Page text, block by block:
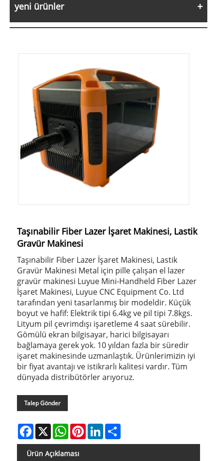
yeni ürünler
Taşınabilir Fiber Lazer İşaret Makinesi, Lastik
Gravür Makinesi
Taşınabilir Fiber Lazer İşaret Makinesi, Lastik
Gravür Makinesi Metal için pille çalışan el lazer
gravür makinesi Luyue Mini-Handheld Fiber Lazer
İşaret Makinesi, Luyue CNC Equipment Co. Ltd
tarafından yeni tasarlanmış bir modeldir. Küçük
boyut ve hafif: Elektrik tipi 6.4kg ve pil tipi 7.8kgs.
Lityum pil çevrimdışı işaretleme 4 saat sürebilir.
Gömülü ekran bilgisayar, harici bilgisayarı
bağlamaya gerek yok. 10 yıldan fazla bir süredir
işaret makinesinde uzmanlaştık. Ürünlerimizin iyi
bir fiyat avantajı ve istikrarlı kalitesi vardır. Tüm
dünyada distribütörler arıyoruz.
Talep Gönder
Facebook
X WhatsAppPinterestLinkedIn
Ürün Açıklaması